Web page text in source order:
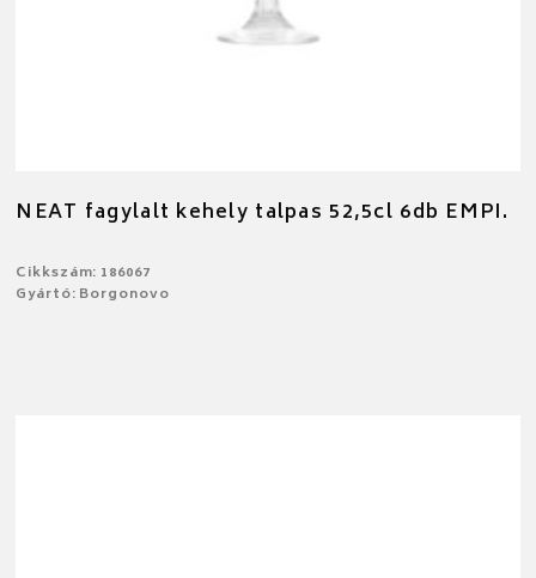
NEAT fagylalt kehely talpas 52,5cl 6db EMPI.
Cikkszám: 186067
Gyártó: Borgonovo